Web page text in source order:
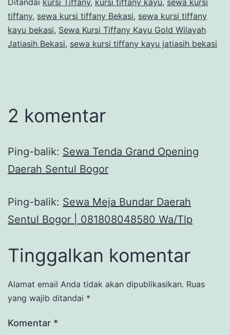
Ditandai kursi Tiffany, kursi tiffany kayu, sewa kursi
tiffany, sewa kursi tiffany Bekasi, sewa kursi tiffany
kayu bekasi, Sewa Kursi Tiffany Kayu Gold Wilayah
Jatiasih Bekasi, sewa kursi tiffany kayu jatiasih bekasi
2 komentar
Ping-balik: Sewa Tenda Grand Opening
Daerah Sentul Bogor
Ping-balik: Sewa Meja Bundar Daerah
Sentul Bogor | 081808048580 Wa/Tlp
Tinggalkan komentar
Alamat email Anda tidak akan dipublikasikan. Ruas
yang wajib ditandai *
Komentar *